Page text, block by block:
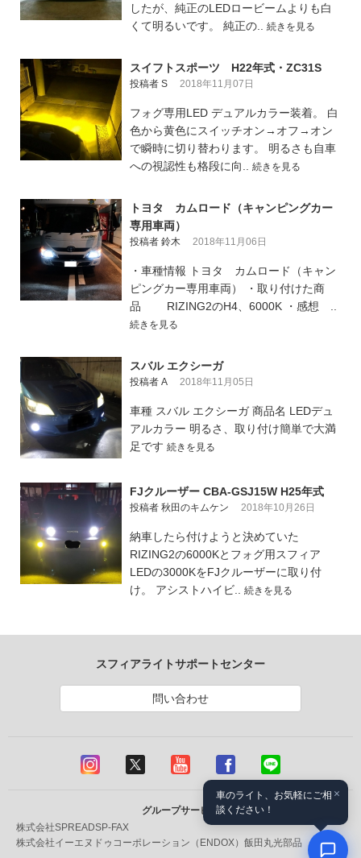
したが、純正のLEDロービームよりも白
くて明るいです。 純正の.. 続きを見る
スイフトスポーツ H22年式・ZC31S
投稿者 S 2018年11月07日
フォグ専用LED デュアルカラー装着。 白
色から黄色にスイッチオン→オフ→オン
で瞬時に切り替わります。 明るさも自車
への視認性も格段に向.. 続きを見る
トヨタ カムロード（キャンピングカー
専用車両）
投稿者 鈴木 2018年11月06日
・車種情報 トヨタ カムロード（キャン
ピングカー専用車両） ・取り付けた商
品 RIZING2のH4、6000K ・感想 ..
続きを見る
スバル エクシーガ
投稿者 A 2018年11月05日
車種 スバル エクシーガ 商品名 LEDデュ
アルカラー 明るさ、取り付け簡単で大満
足です 続きを見る
FJクルーザー CBA-GSJ15W H25年式
投稿者 秋田のキムケン 2018年10月26日
納車したら付けようと決めていた
RIZING2の6000Kとフォグ用スフィア
LEDの3000KをFJクルーザーに取り付
け。 アシストハイビ.. 続きを見る
スフィアライトサポートセンター
問い合わせ
グループサービス
株式会社SPREADSP-FAX
株式会社イーエヌドゥコーポレーション（ENDOX） 飯田丸光部品
×
車のライト、お気軽にご相
談ください！